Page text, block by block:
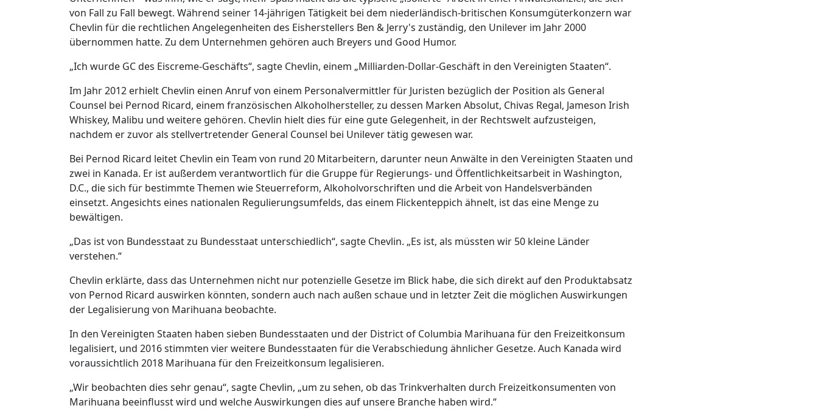
von Fall zu Fall bewegt. Während seiner 14-jährigen Tätigkeit bei dem niederländisch-britischen Konsumgüterkonzern war
Chevlin für die rechtlichen Angelegenheiten des Eisherstellers Ben & Jerry's zuständig, den Unilever im Jahr 2000
übernommen hatte. Zu dem Unternehmen gehören auch Breyers und Good Humor.
„Ich wurde GC des Eiscreme-Geschäfts“, sagte Chevlin, einem „Milliarden-Dollar-Geschäft in den Vereinigten Staaten“.
Im Jahr 2012 erhielt Chevlin einen Anruf von einem Personalvermittler für Juristen bezüglich der Position als General
Counsel bei Pernod Ricard, einem französischen Alkoholhersteller, zu dessen Marken Absolut, Chivas Regal, Jameson Irish
Whiskey, Malibu und weitere gehören. Chevlin hielt dies für eine gute Gelegenheit, in der Rechtswelt aufzusteigen,
nachdem er zuvor als stellvertretender General Counsel bei Unilever tätig gewesen war.
Bei Pernod Ricard leitet Chevlin ein Team von rund 20 Mitarbeitern, darunter neun Anwälte in den Vereinigten Staaten und
zwei in Kanada. Er ist außerdem verantwortlich für die Gruppe für Regierungs- und Öffentlichkeitsarbeit in Washington,
D.C., die sich für bestimmte Themen wie Steuerreform, Alkoholvorschriften und die Arbeit von Handelsverbänden
einsetzt. Angesichts eines nationalen Regulierungsumfelds, das einem Flickenteppich ähnelt, ist das eine Menge zu
bewältigen.
„Das ist von Bundesstaat zu Bundesstaat unterschiedlich“, sagte Chevlin. „Es ist, als müssten wir 50 kleine Länder
verstehen.“
Chevlin erklärte, dass das Unternehmen nicht nur potenzielle Gesetze im Blick habe, die sich direkt auf den Produktabsatz
von Pernod Ricard auswirken könnten, sondern auch nach außen schaue und in letzter Zeit die möglichen Auswirkungen
der Legalisierung von Marihuana beobachte.
In den Vereinigten Staaten haben sieben Bundesstaaten und der District of Columbia Marihuana für den Freizeitkonsum
legalisiert, und 2016 stimmten vier weitere Bundesstaaten für die Verabschiedung ähnlicher Gesetze. Auch Kanada wird
voraussichtlich 2018 Marihuana für den Freizeitkonsum legalisieren.
„Wir beobachten dies sehr genau“, sagte Chevlin, „um zu sehen, ob das Trinkverhalten durch Freizeitkonsumenten von
Marihuana beeinflusst wird und welche Auswirkungen dies auf unsere Branche haben wird.“